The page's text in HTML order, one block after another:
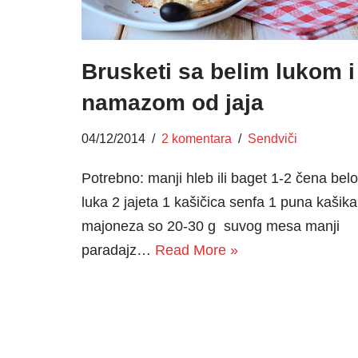
Brusketi sa belim lukom i
namazom od jaja
04/12/2014 2 komentara Sendviči
Potrebno: manji hleb ili baget 1-2 čena
luka 2 jajeta 1 kašičica senfa 1 puna kašika
majoneza so 20-30 g suvog mesa manji
paradajz… Read More »